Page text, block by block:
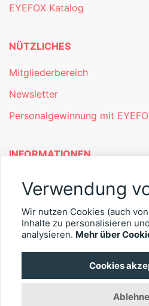
EYEFOX Katalog
NÜTZLICHES
Mitgliederbereich
Newsletter
Personalgewinnung mit
INFORMATIONEN
Was ist EYEFOX – Ihre
Kontakt
© 2026 EYEFOX UG
Verwendung
Wir nutzen Cookies (auch
Inhalte zu personalisieren
analysieren. Mehr über
Cookies